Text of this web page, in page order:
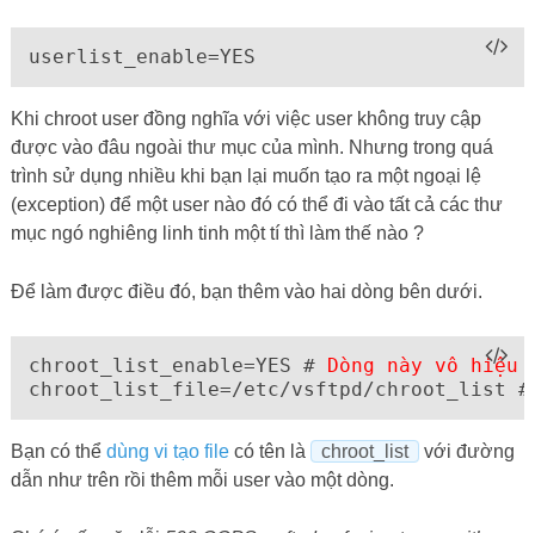
userlist_enable=YES
Khi chroot user đồng nghĩa với việc user không truy cập
được vào đâu ngoài thư mục của mình. Nhưng trong quá
trình sử dụng nhiều khi bạn lại muốn tạo ra một ngoại lệ
(exception) để một user nào đó có thể đi vào tất cả các thư
mục ngó nghiêng linh tinh một tí thì làm thế nào ?
Để làm được điều đó, bạn thêm vào hai dòng bên dưới.
chroot_list_enable=YES # Dòng này vô hiệu
chroot_list_file=/etc/vsftpd/chroot_list
Bạn có thể dùng vi tạo filecó tên là chroot_list
với đường
dẫn như trên rồi thêm mỗi user vào một dòng.